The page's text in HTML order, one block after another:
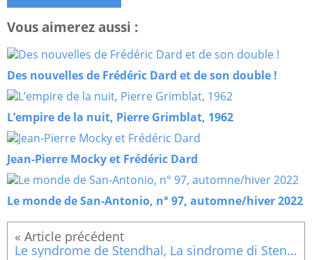
Vous aimerez aussi :
Des nouvelles de Frédéric Dard et de son double !
L’empire de la nuit, Pierre Grimblat, 1962
Jean-Pierre Mocky et Frédéric Dard
Le monde de San-Antonio, n° 97, automne/hiver 2022
Le syndrome de Stendhal, La sindrome di Stendhal, Dario Argento, 1996